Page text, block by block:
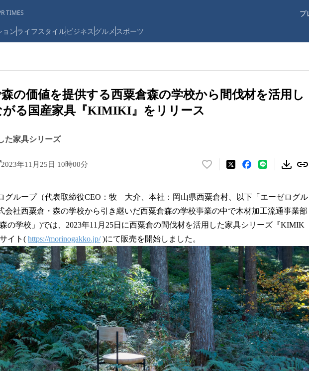
TIMES プ
ョンライフスタイルビジネス グルメ スポーツ
の価値を提供する西粟倉森の学校から間伐材を活用し
がる国産家具『KIMIKI』をリリース
た家具シリーズ
2023年11月25日 10時00分
い
！
数
を
読
込
み
中
で
す
グループ（代表取締役CEO：牧 大介、本社：岡山県西粟倉村、以下「エーゼログル
会社西粟倉・森の学校から引き継いだ西粟倉森の学校事業の中で木材加工流通事業部
の学校」)では、2023年11月25日に西粟倉の間伐材を活用した家具シリーズ『KIMIK
イト( https://morinogakko.jp/)にて販売を開始しました。